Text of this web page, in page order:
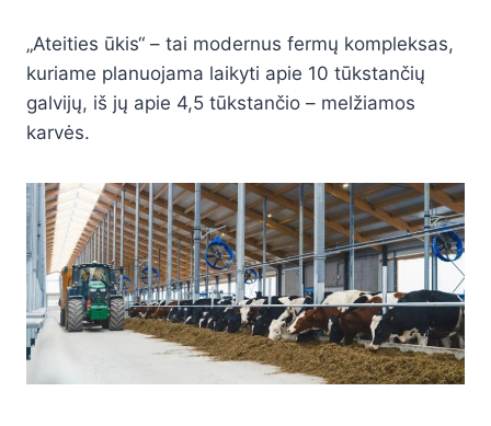
„Ateities ūkis“ – tai modernus fermų kompleksas,
kuriame planuojama laikyti apie 10 tūkstančių
galvijų, iš jų apie 4,5 tūkstančio – melžiamos
karvės.